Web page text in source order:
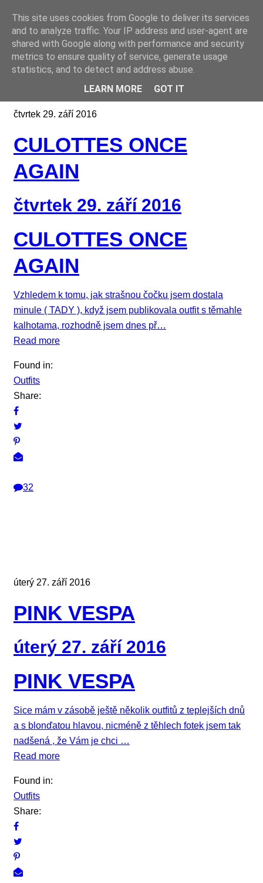
Online casino CZ
čtvrtek 29. září 2016
CULOTTES ONCE
AGAIN
čtvrtek 29. září 2016
CULOTTES ONCE
AGAIN
Vzhledem k tomu, jak strašnou čočku jsem dostala
minule ( TADY ), když jsem publikovala outfit s těmahle
kalhotama, rozhodně jsem dnes př…
Read more
Found in:
Outfits
Share:
32
úterý 27. září 2016
PINK VESPA
úterý 27. září 2016
PINK VESPA
Sice mám v zásobě ještě několik outfitů z teplejších dnů
a s blonďatou hlavou, nicméně z těhlech fotek jsem tak
nadšená , že Vám je chci …
Read more
Found in:
Outfits
Share:
This site uses cookies from Google to deliver its services
and to analyze traffic. Your IP address and user-agent are
shared with Google along with performance and security
metrics to ensure quality of service, generate usage
statistics, and to detect and address abuse.
LEARN MORE
GOT IT